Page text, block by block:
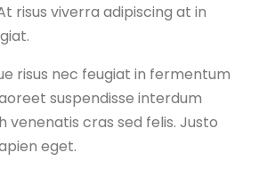
risus viverra adipiscing at in
risus nec feugiat in fermentum
suspendisse interdum
venenatis cras sed felis. Justo
eget.